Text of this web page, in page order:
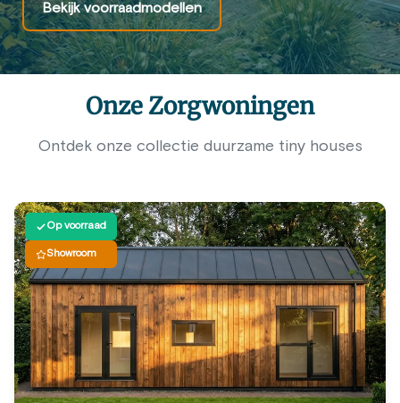
Bekijk voorraadmodellen
Onze Zorgwoningen
Ontdek onze collectie duurzame tiny houses
Op voorraad
Showroom